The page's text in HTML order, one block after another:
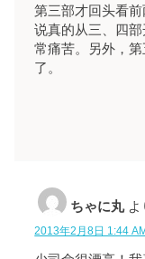
第三部才回头看前
说真的从三、四
常痛苦。另外，
了。
ちゃに丸 よ
2013年2月8日 1:44